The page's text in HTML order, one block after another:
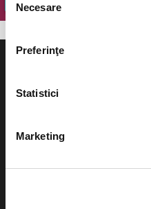
consimțământului
Necesare
Preferinţe
Statistici
Marketing
Concerte si